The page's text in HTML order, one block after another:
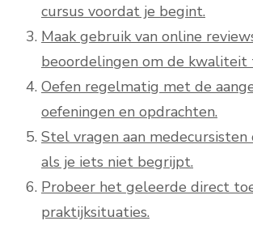
cursus voordat je begint.
Maak gebruik van online
beoordelingen om de kwaliteit
Oefen regelmatig met de
oefeningen en opdrachten.
Stel vragen aan medecursisten
als je iets niet begrijpt.
Probeer het geleerde direct
praktijksituaties.